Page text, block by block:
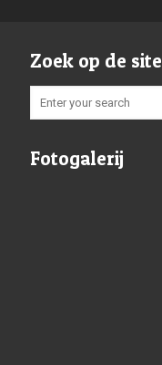
Zoek op de site
Fotogalerij